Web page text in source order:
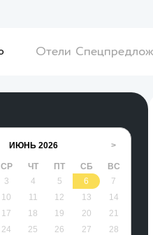
Отели
ИЮНЬ 2026 >
СР ЧТ ПТ СБ
ВС
3 4 5 6
7
10 11 12 13
14
17 18 19 20
21
24 25 26 27
28